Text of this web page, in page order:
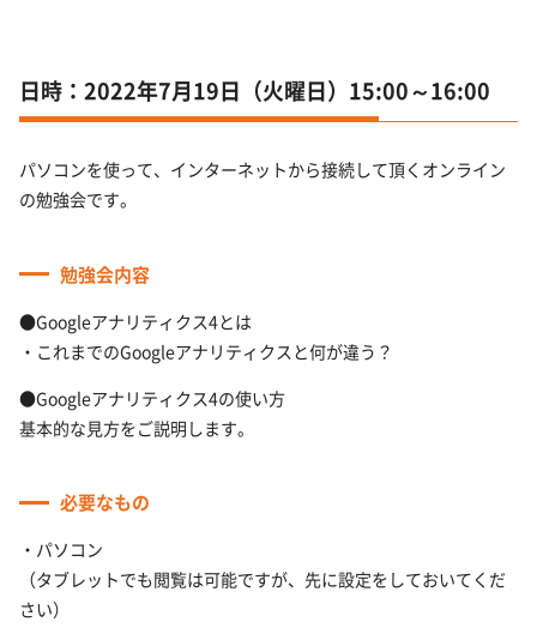
日時：2022年7月19日（火曜日）15:00～16:00
パソコンを使って、インターネットから接続して頂くオンライン
の勉強会です。
勉強会内容
●Googleアナリティクス4とは
・これまでのGoogleアナリティクスと何が違う？
●Googleアナリティクス4の使い方
基本的な見方をご説明します。
必要なもの
・パソコン
（タブレットでも閲覧は可能ですが、先に設定をしておいてくだ
さい）